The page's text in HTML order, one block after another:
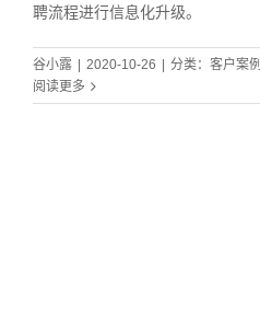
聘流程进行信息化升级。
谷小露 | 2020-10-26 | 分类： 客户案例
阅读更多